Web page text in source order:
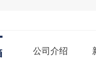
公司介绍